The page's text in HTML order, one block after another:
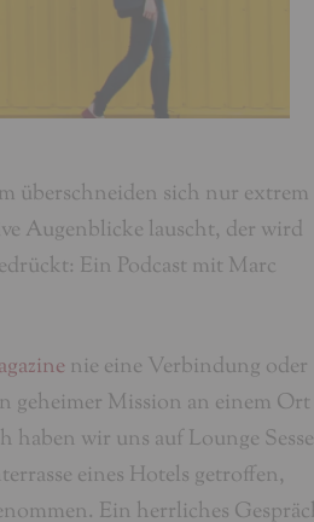
überschneiden sich nur extrem
Augenblicke lauscht, der wird
Ein Podcast mit Marc
nie eine Verbindung oder
geheimer Mission an einem Ort
haben wir uns auf Lounge
eines Hotels getroffen,
Ein herrliches